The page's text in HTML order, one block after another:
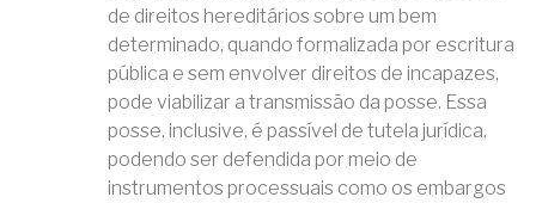
de direitos hereditários sobre um bem
determinado, quando formalizada por escritura
pública e sem envolver direitos de incapazes,
pode viabilizar a transmissão da posse. Essa
posse, inclusive, é passível de tutela jurídica,
podendo ser defendida por meio de
instrumentos processuais como os embargos